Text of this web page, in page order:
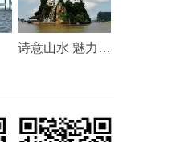
诗意山水 魅力宿松